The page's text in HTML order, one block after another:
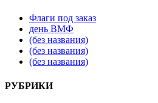
Флаги под заказ
день ВМФ
(без названия)
(без названия)
(без названия)
РУБРИКИ